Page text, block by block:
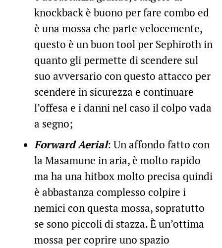
knockback è buono per fare combo ed
è una mossa che parte velocemente,
questo è un buon tool per Sephiroth in
quanto gli permette di scendere sul
suo avversario con questo attacco per
scendere in sicurezza e continuare
l’offesa e i danni nel caso il colpo vada
a segno;
Forward Aerial: Un affondo fatto con
la Masamune in aria, è molto rapido
ma ha una hitbox molto precisa quindi
è abbastanza complesso colpire i
nemici con questa mossa, sopratutto
se sono piccoli di stazza. È un’ottima
mossa per coprire uno spazio